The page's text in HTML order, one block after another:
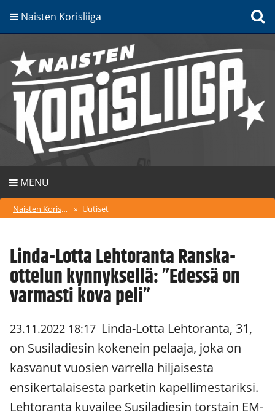
Naisten Korisliiga
MENU
Naisten Korisliiga » Uutiset
Linda-Lotta Lehtoranta Ranska-
ottelun kynnyksellä: ”Edessä on
varmasti kova peli”
23.11.2022 18:17 Linda-Lotta Lehtoranta, 31,
on Susiladiesin kokenein pelaaja, joka on
kasvanut vuosien varrella hiljaisesta
ensikertalaisesta parketin kapellimestariksi.
Lehtoranta kuvailee Susiladiesin torstain EM-